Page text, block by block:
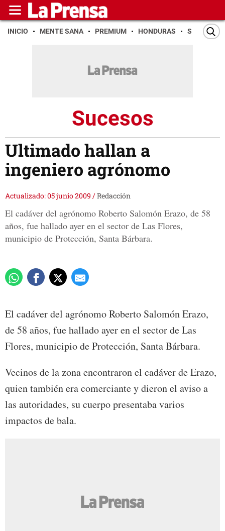
INICIO MENTE SANA PREMIUM HONDURAS SAN PEDRO
Sucesos
Ultimado hallan a
ingeniero agrónomo
Actualizado: 05 junio 2009 /Redacción
El cadáver del agrónomo Roberto Salomón Erazo, de 58
años, fue hallado ayer en el sector de Las Flores,
municipio de Protección, Santa Bárbara.
El cadáver del agrónomo Roberto Salomón Erazo,
de 58 años, fue hallado ayer en el sector de Las
Flores, municipio de Protección, Santa Bárbara.
Vecinos de la zona encontraron el cadáver de Erazo,
quien también era comerciante y dieron el aviso a
las autoridades, su cuerpo presentaba varios
impactos de bala.